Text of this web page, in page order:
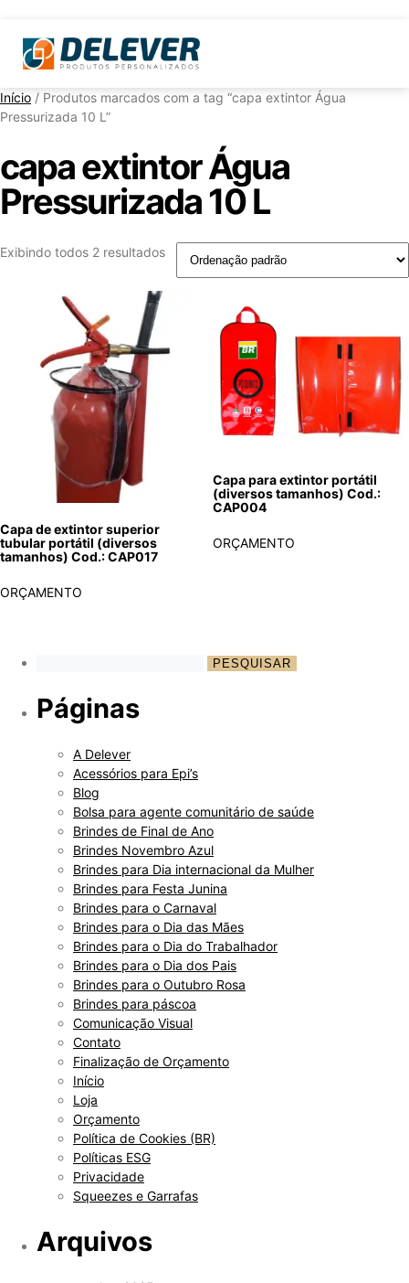
Início / Produtos marcados com a tag “capa extintor Água
Pressurizada 10 L”
capa extintor Água
Pressurizada 10 L
Exibindo todos 2 resultados
Capa de extintor superior
tubular portátil (diversos
tamanhos) Cod.: CAP017
ORÇAMENTO
Capa para extintor portátil
(diversos tamanhos) Cod.:
CAP004
ORÇAMENTO
Páginas
A Delever
Acessórios para Epi’s
Blog
Bolsa para agente comunitário de saúde
Brindes de Final de Ano
Brindes Novembro Azul
Brindes para Dia internacional da Mulher
Brindes para Festa Junina
Brindes para o Carnaval
Brindes para o Dia das Mães
Brindes para o Dia do Trabalhador
Brindes para o Dia dos Pais
Brindes para o Outubro Rosa
Brindes para páscoa
Comunicação Visual
Contato
Finalização de Orçamento
Início
Loja
Orçamento
Política de Cookies (BR)
Políticas ESG
Privacidade
Squeezes e Garrafas
Arquivos